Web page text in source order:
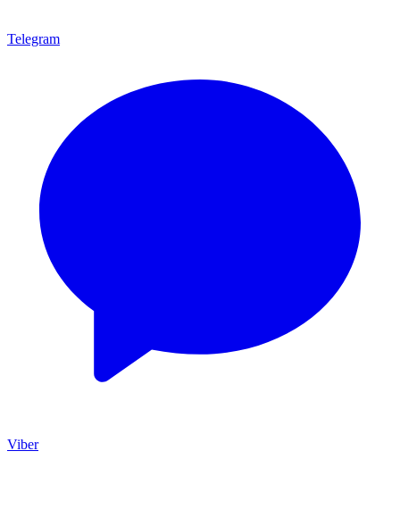
Telegram
Viber